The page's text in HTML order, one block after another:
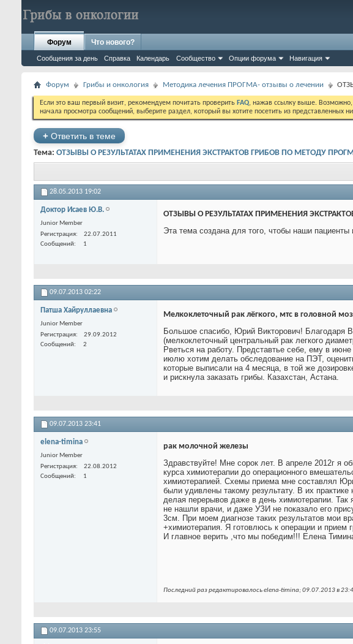
Форум
Сообщения за день Справка Календарь Сообщество Опции форума Навигация
Что нового?
Форум Грибы и онкология Методика лечения ПРОГМА- отзывы о лечении
Если это ваш первый визит, рекомендуем почитать проверить FAQ, нажав ссылку выше. Возможно,
начала просмотра сообщений, выберите раздел, который вы хотите посетить из представленных
+ Ответить в теме
Тема: ОТЗЫВЫ О РЕЗУЛЬТАТАХ ПРИМЕНЕНИЯ ЭКСТРАКТОВ ГРИБОВ ПО МЕТОДУ
28.05.2013 19:02
Доктор Исаев Ю.В.
Junior Member
Регистрация
22.07.2011
Сообщений
1
ОТЗЫВЫ О РЕЗУЛЬТАТАХ ПРИМЕНЕНИЯ
Эта тема создана для того, чтобы наши
09.07.2013 02:22
Патша Хайруллаевна
Junior Member
Регистрация
29.09.2012
Сообщений
2
Мелкоклеточный рак лёгкого, мтс в головной
Большое спасибо, Юрий Викторович! Благодаря
(мелкоклеточный центральный рак легкого
Рветься на работу. Представтье себе, ему в
июлю хотим делать обследование на ПЭТ,
которые выписали на 4 месяца, в той же
и рискнула заказать грибы. Казахстан, Астана.
09.07.2013 23:41
elena-timina
Junior Member
Регистрация
22.08.2012
Сообщений
1
рак молочной железы
Здравствуйте! Мне сорок лет. В апреле 2012г я
курса химиотерапии до операционного
химиотерапией. Схемы приема мне составлял
были удивлены такому результату. В их
делая перерывов даже в день химиотерапии.
не нашли врачи, и даже УЗИ не показало его
3см. При моем диагнозе таких результатов мои
+химиотерапия. Я готовлюсь к операции и
И главное верить ,что мы победим!!! Елена
Последний раз редактировалось elena-timina; 09.07.2013 в
09.07.2013 23:55